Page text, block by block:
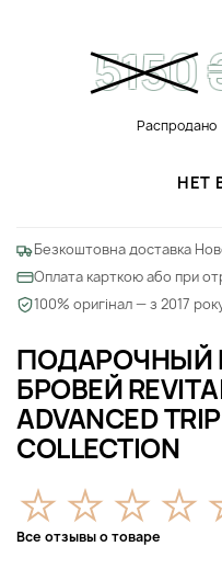
ПОДАРОЧНЫЙ
БРОВЕЙ
ADVANCED
COLLECTION
Все отзывы о товаре
5150
Распродано
НЕТ
Безкоштовна доставка
Оплата карткою або при
100% оригінал — з 2017